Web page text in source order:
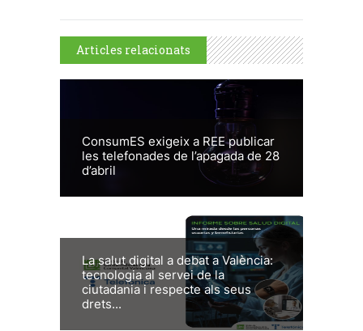
Articles relacionats
ConsumES exigeix a REE publicar
les telefonades de l’apagada de 28
d’abril
La salut digital a debat a València:
tecnologia al servei de la
ciutadania i respecte als seus
drets...